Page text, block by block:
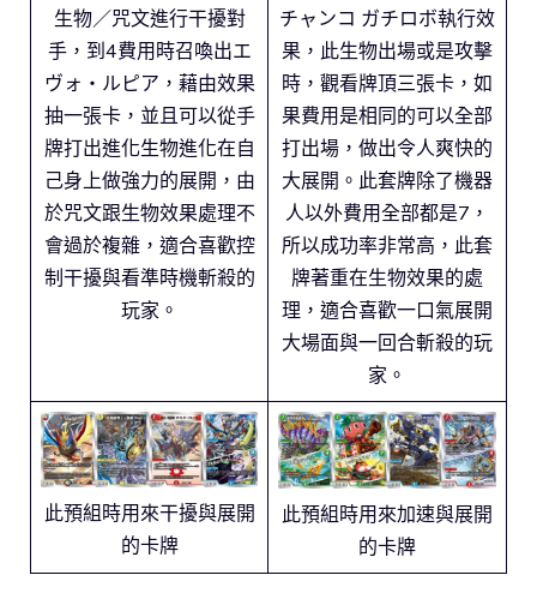
生物／咒文進行干擾對
手，到4費用時召喚出エ
ヴォ・ルピア，藉由效果
抽一張卡，並且可以從手
牌打出進化生物進化在自
己身上做強力的展開，由
於咒文跟生物效果處理不
會過於複雜，適合喜歡控
制干擾與看準時機斬殺的
玩家。
チャンコ ガチロボ執行效
果，此生物出場或是攻擊
時，觀看牌頂三張卡，如
果費用是相同的可以全部
打出場，做出令人爽快的
大展開。此套牌除了機器
人以外費用全部都是7，
所以成功率非常高，此套
牌著重在生物效果的處
理，適合喜歡一口氣展開
大場面與一回合斬殺的玩
家。
此預組時用來干擾與展開
的卡牌
此預組時用來加速與展開
的卡牌